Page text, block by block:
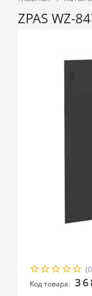
ZPAS WZ-
Код товара: